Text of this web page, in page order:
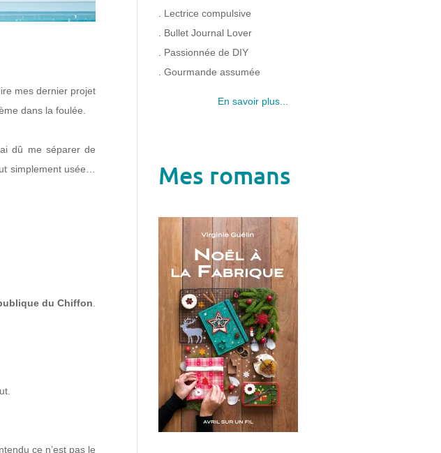
mes dernier projet
dans la foulée.
dû me séparer de
simplement usée…
du Chiffon.
ce n’est pas le
. Lectrice compulsive
. Bullet Journal Lover
. Passionnée de DIY
. Gourmande assumée
En savoir plus...
Mes romans